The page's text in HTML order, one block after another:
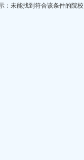
：未能找到符合该条件的院校